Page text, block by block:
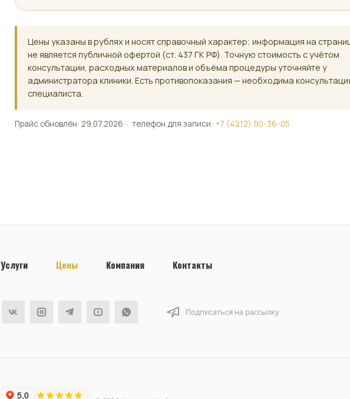
Цены указаны в рублях и носят справочный характер; информация на
не является публичной офертой (ст. 437 ГК РФ). Точную стоимость с учётом
консультации, расходных материалов и объёма процедуры уточняйте у
администратора клиники. Есть противопоказания — необходима
специалиста.
Прайс обновлён: 29.07.2026 · телефон для записи: +7 (4212) 90-36-05
Услуги Цены Компания Контакты
Подписаться на рассылку